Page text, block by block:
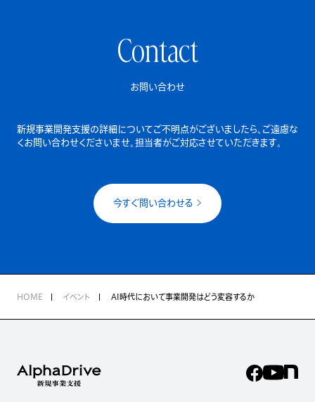
Contact
お問い合わせ
新規事業開発支援の詳細についてご不明点がございましたら、 ご遠慮な
くお問い合わせくださいませ。担当者がご対応させていただきます。
今すぐ問い合わせる
HOME イベント AI時代において事業開発はどう変容するか